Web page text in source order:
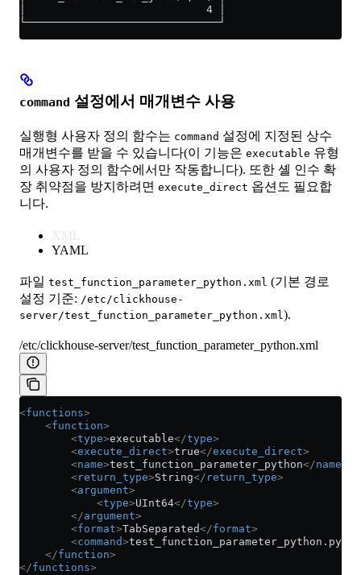
│                            4 │
└──────────────────────────────┘
command 설정에서 매개변수 사용
실행형 사용자 정의 함수는 command 설정에 지정된 상수
매개변수를 받을 수 있습니다(이 기능은 executable 유형
의 사용자 정의 함수에서만 작동합니다). 또한 셸 인수 확
장 취약점을 방지하려면 execute_direct 옵션도 필요합
니다.
XML
YAML
파일 test_function_parameter_python.xml (기본 경로
설정 기준: /etc/clickhouse-
server/test_function_parameter_python.xml).
/etc/clickhouse-server/test_function_parameter_python.xml
<functions>
    <
function>
        <
type>executable</type>
        <
execute_direct>true</execute_direct>
        <
name>test_function_parameter_python</name
        <
return_type>String</ return_type>
        <
argument>
            <
type>UInt64</type>
        </
argument>
        <
format>TabSeparated</format>
        <
command>test_function_parameter_python.py
    </
function>
</functions>